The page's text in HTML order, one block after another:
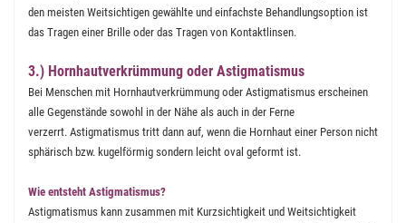
den meisten Weitsichtigen gewählte und einfachste Behandlungsoption ist
das Tragen einer Brille oder das Tragen von Kontaktlinsen.
3.) Hornhautverkrümmung oder Astigmatismus
Bei Menschen mit Hornhautverkrümmung oder Astigmatismus erscheinen
alle Gegenstände sowohl in der Nähe als auch in der Ferne
verzerrt. Astigmatismus tritt dann auf, wenn die Hornhaut einer Person nicht
sphärisch bzw. kugelförmig sondern leicht oval geformt ist.
Wie entsteht Astigmatismus?
Astigmatismus kann zusammen mit Kurzsichtigkeit und Weitsichtigkeit